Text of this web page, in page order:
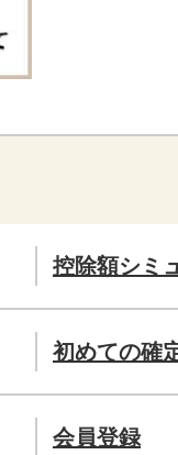
控除額シミ
初めての確
会員登録